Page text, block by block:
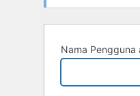
Nama Pengguna